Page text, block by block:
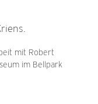
mit Robert
im Bellpark